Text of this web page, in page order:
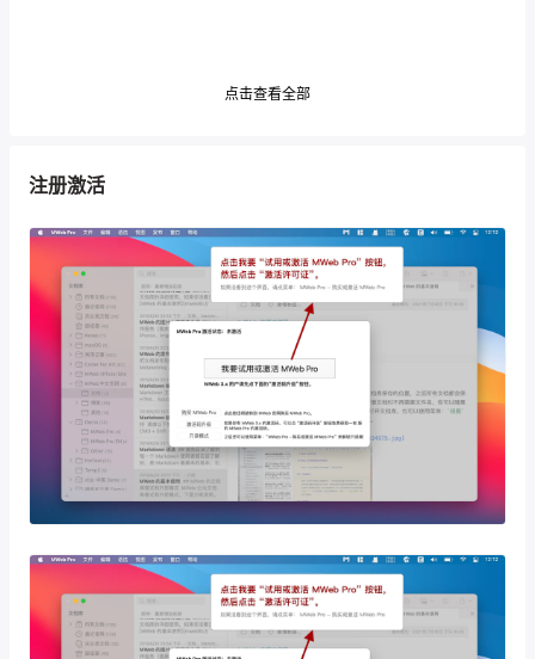
点击查看全部
注册激活